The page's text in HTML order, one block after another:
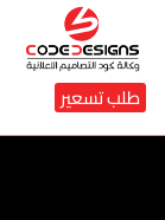
طلب تسعير